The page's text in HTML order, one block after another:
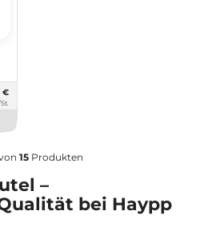
€
15 Produkten
–
bei Haypp